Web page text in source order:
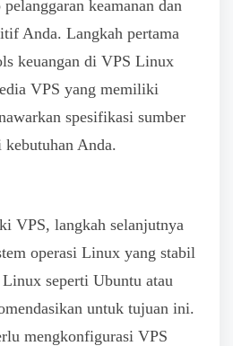
keamanan dan
Anda. Langkah pertama
keuangan di VPS Linux
VPS yang memiliki
spesifikasi sumber
kebutuhan Anda.
VPS, langkah selanjutnya
operasi Linux yang stabil
seperti Ubuntu atau
untuk tujuan ini.
mengkonfigurasi VPS